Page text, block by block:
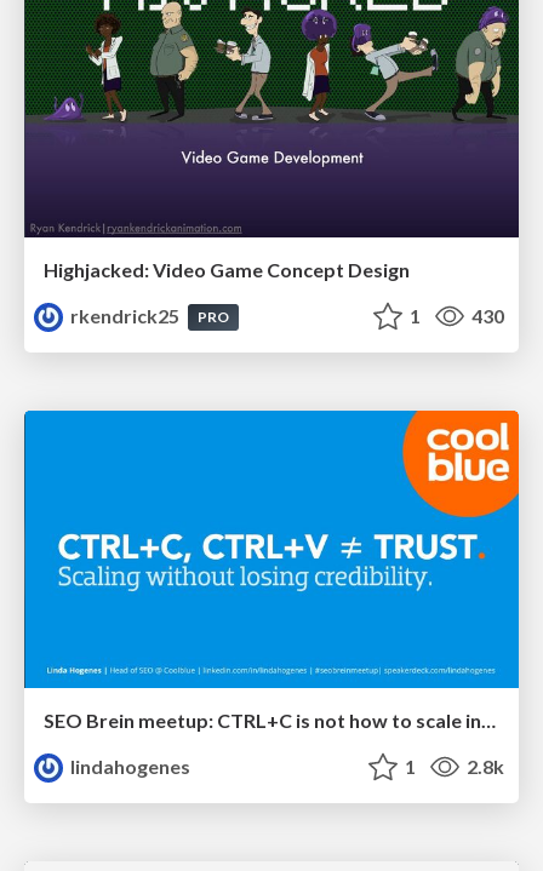
Highjacked: Video Game Concept Design
rkendrick25
PRO 1 430
SEO Brein meetup: CTRL+C is not how to scale international SEO
lindahogenes
1 2.8k